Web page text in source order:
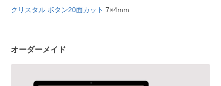
クリスタル ボタン20面カット 7×4mm
オーダーメイド